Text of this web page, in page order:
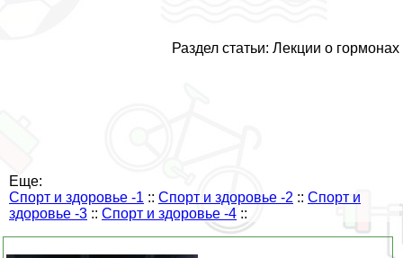
Раздел статьи: Лекции о гормонах
Еще:
Спорт и здоровье -1 :: Спорт и здоровье -2 :: Спорт и
здоровье -3 :: Спорт и здоровье -4 ::